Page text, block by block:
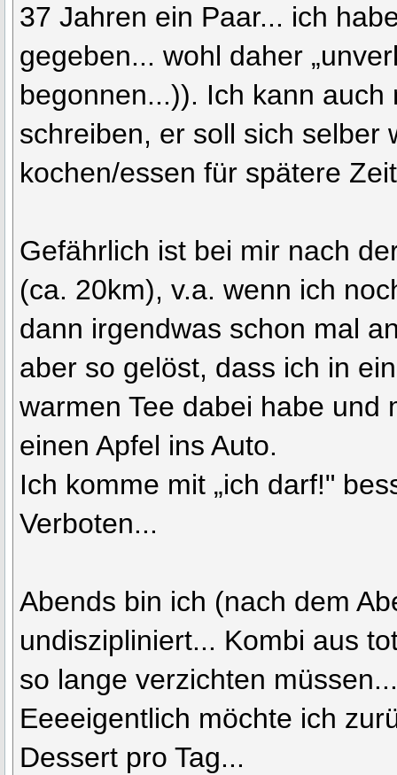
37 Jahren ein Paar... ich
gegeben... wohl daher
begonnen...)). Ich kann
schreiben, er soll sich selber
kochen/essen für spätere
Gefährlich ist bei mir nach
(ca. 20km), v.a. wenn ich
dann irgendwas schon mal
aber so gelöst, dass ich in
warmen Tee dabei habe und
einen Apfel ins Auto.
Ich komme mit „ich darf!"
Verboten...
Abends bin ich (nach dem
undiszipliniert... Kombi aus
so lange verzichten
Eeeeigentlich möchte ich
Dessert pro Tag...